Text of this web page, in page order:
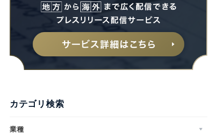
カテゴリ検索
業種